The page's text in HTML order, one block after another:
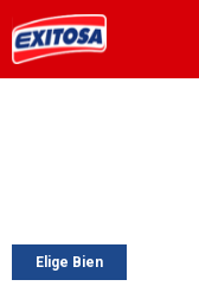
Elige Bien